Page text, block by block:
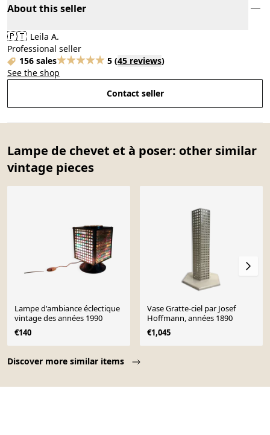
About this seller
🇵🇹 Leila A.
Professional seller
156 sales
5 (45 reviews)
See the shop
Contact seller
Lampe de chevet et à poser: other similar
vintage pieces
Discover more similar items
Lampe d'ambiance éclectique
vintage des années 1990
€140
Vase Gratte-ciel par Josef
Hoffmann, années 1890
€1,045